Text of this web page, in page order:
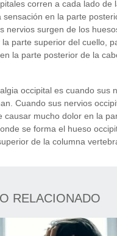
corren a cada lado de
sensación en la parte
nervios surgen de los
parte superior del cuello,
la parte posterior de la
occipital es cuando sus
Cuando sus nervios
causar mucho dolor en la
se forma el hueso
de la columna
RELACIONADO